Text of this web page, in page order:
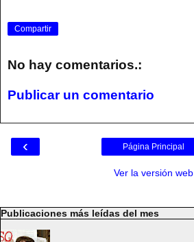
Compartir
No hay comentarios.:
Publicar un comentario
‹ Página Principal
Ver la versión web
Publicaciones más leídas del mes